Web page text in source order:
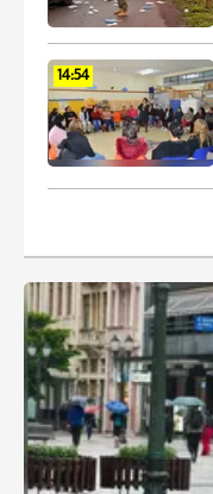
14:54